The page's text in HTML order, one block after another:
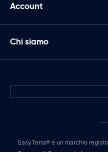
Account
Chi siamo
EasyTerra® è un marchio